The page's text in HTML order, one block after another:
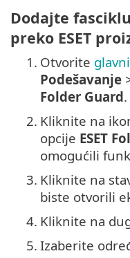
Dodajte
preko ESET
1. Otvorite
Podešavanje
Folder Guard.
2. Kliknite na
opcije ESET
omogućili
3. Kliknite na
biste otvorili
4. Kliknite na
5. Izaberite